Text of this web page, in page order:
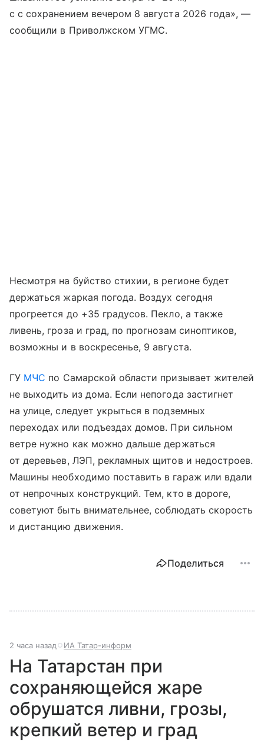
с с сохранением вечером 8 августа 2026 года», —
сообщили в Приволжском УГМС.
Несмотря на буйство стихии, в регионе будет
держаться жаркая погода. Воздух сегодня
прогреется до +35 градусов. Пекло, а также
ливень, гроза и град, по прогнозам синоптиков,
возможны и в воскресенье, 9 августа.
ГУ МЧС по Самарской области призывает жителей
не выходить из дома. Если непогода застигнет
на улице, следует укрыться в подземных
переходах или подъездах домов. При сильном
ветре нужно как можно дальше держаться
от деревьев, ЛЭП, рекламных щитов и недостроев.
Машины необходимо поставить в гараж или вдали
от непрочных конструкций. Тем, кто в дороге,
советуют быть внимательнее, соблюдать скорость
и дистанцию движения.
Поделиться
2 часа назад ИА Татар-информ
На Татарстан при
сохраняющейся жаре
обрушатся ливни, грозы,
крепкий ветер и град